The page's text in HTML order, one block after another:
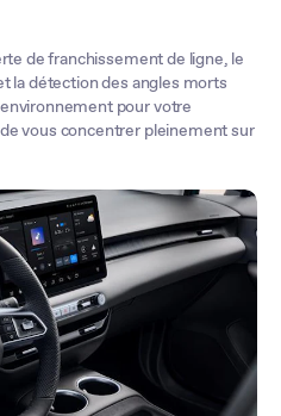
de franchissement de ligne, le
la détection des angles morts
pour votre
vous concentrer pleinement sur